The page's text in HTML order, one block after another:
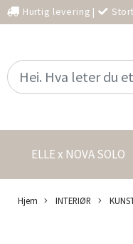
Hurtig levering |
ELLE x NOVA SOLO
Hjem INTERIØR